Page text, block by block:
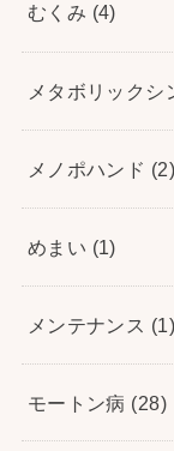
むくみ (4)
メタボリックシ
メノポハンド (2)
めまい (1)
メンテナンス (1)
モートン病 (28)